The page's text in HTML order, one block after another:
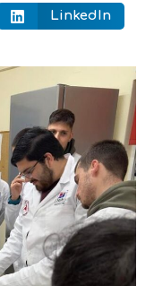
LinkedIn